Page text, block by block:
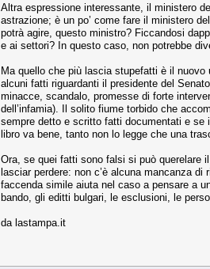
Altra espressione interessante, il ministero
astrazione; è un po’ come fare il ministero
potrà agire, questo ministro? Ficcandosi
e ai settori? In questo caso, non potrebbe
Ma quello che più lascia stupefatti è il
alcuni fatti riguardanti il presidente del
minacce, scandalo, promesse di forte
dell’infamia). Il solito fiume torbido che
sempre detto e scritto fatti documentati e
libro va bene, tanto non lo legge che una
Ora, se quei fatti sono falsi si può querelare
lasciar perdere: non c’è alcuna mancanza
faccenda simile aiuta nel caso a pensare a
bando, gli editti bulgari, le esclusioni, le
da lastampa.it